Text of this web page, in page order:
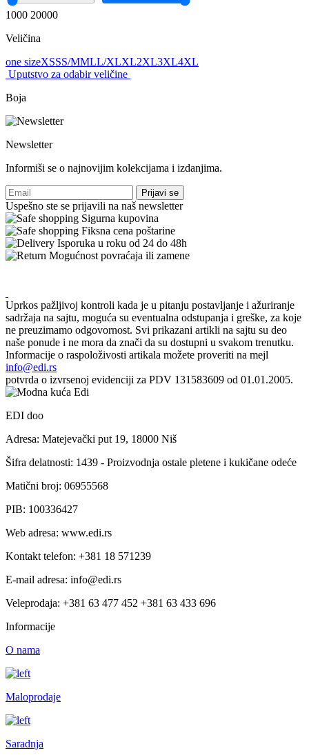
1000 20000
Veličina
one sizeXSSS/MMLL/XLXL2XL3XL4XL
Uputstvo za odabir veličine
Boja
Newsletter
Informiši se o najnovijim kolekcijama i izdanjima.
Prijavi se
Uspešno ste se prijavili na naš newsletter
Sigurna kupovina
Fiksna cena poštarine
Isporuka u roku od 24 do 48h
Mogućnost povraćaja ili zamene
Uprkos pažljivoj kontroli kada je u pitanju postavljanje i ažuriranje
sadržaja na sajtu, moguća su eventualna odstupanja i greške, za koje
ne preuzimamo odgovornost. Svi prikazani artikli na sajtu su deo
naše ponude i ne mora da znači da su dostupni u svakom trenutku.
Informacije o raspoloživosti artikala možete proveriti na mejl
info@edi.rs
potvrda o izvrsenoj evidenciji za PDV 131583609 od 01.01.2005.
EDI doo
Adresa: Matejevački put 19, 18000 Niš
Šifra delatnosti: 1439 - Proizvodnja ostale pletene i kukičane odeće
Matični broj: 06955568
PIB: 100336427
Web adresa: www.edi.rs
Kontakt telefon: +381 18 571239
E-mail adresa: info@edi.rs
Veleprodaja: +381 63 477 452 +381 63 433 696
Informacije
O nama
Maloprodaje
Saradnja